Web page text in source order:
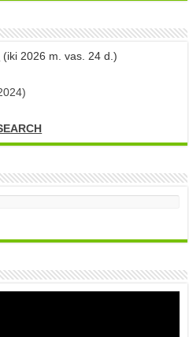
(iki 2026 m. vas. 24 d.)